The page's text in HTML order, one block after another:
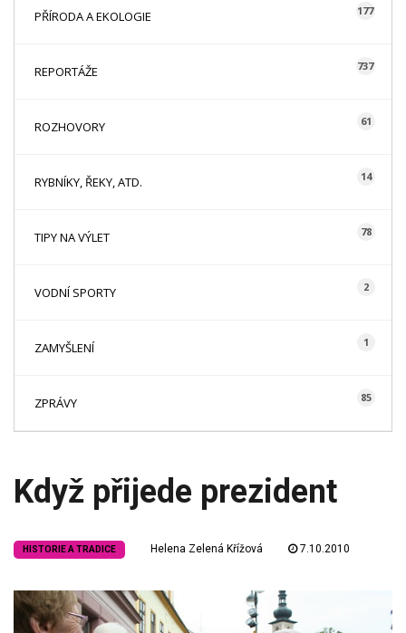
PŘÍRODA A EKOLOGIE 177
REPORTÁŽE 737
ROZHOVORY 61
RYBNÍKY, ŘEKY, ATD. 14
TIPY NA VÝLET 78
VODNÍ SPORTY 2
ZAMYŠLENÍ 1
ZPRÁVY 85
Když přijede prezident
HISTORIE A TRADICE Helena Zelená Křížová 7.10.2010